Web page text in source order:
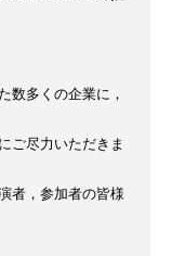
数多くの企業に，
ご尽力いただきま
者，参加者の皆様